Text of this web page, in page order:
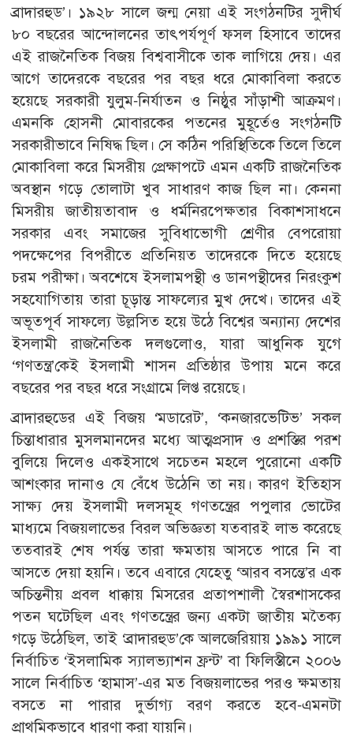
ব্রাদারহুড’। ১৯২৮ সালে জন্ম নেয়া এই সংগঠনটির সুদীর্ঘ
৮০ বছরের আন্দোলনের তাৎপর্যপূর্ণ ফসল হিসাবে তাদের
এই রাজনৈতিক বিজয় বিশ্ববাসীকে তাক লাগিয়ে দেয়। এর
আগে তাদেরকে বছরের পর বছর ধরে মোকাবিলা করতে
হয়েছে সরকারী যুলুম-নির্যাতন ও নিষ্ঠুর সাঁড়াশী আক্রমণ।
এমনকি হোসনী মোবারকের পতনের মুহূর্তেও সংগঠনটি
সরকারীভাবে নিষিদ্ধ ছিল। সে কঠিন পরিস্থিতিকে তিলে তিলে
মোকাবিলা করে মিসরীয় প্রেক্ষাপটে এমন একটি রাজনৈতিক
অবস্থান গড়ে তোলাটা খুব সাধারণ কাজ ছিল না। কেননা
মিসরীয় জাতীয়তাবাদ ও ধর্মনিরপেক্ষতার বিকাশসাধনে
সরকার এবং সমাজের সুবিধাভোগী শ্রেণীর বেপরোয়া
পদক্ষেপের বিপরীতে প্রতিনিয়ত তাদেরকে দিতে হয়েছে
চরম পরীক্ষা। অবশেষে ইসলামপন্থী ও ডানপন্থীদের নিরংকুশ
সহযোগিতায় তারা চূড়ান্ত সাফল্যের মুখ দেখে। তাদের এই
অভূতপূর্ব সাফল্যে উল্লসিত হয়ে উঠে বিশ্বের অন্যান্য দেশের
ইসলামী রাজনৈতিক দলগুলোও, যারা আধুনিক যুগে
‘গণতন্ত্র’কেই ইসলামী শাসন প্রতিষ্ঠার উপায় মনে করে
বছরের পর বছর ধরে সংগ্রামে লিপ্ত রয়েছে।
ব্রাদারহুডের এই বিজয় ‘মডারেট’, ‘কনজারভেটিভ’ সকল
চিন্তাধারার মুসলমানদের মধ্যে আত্মপ্রসাদ ও প্রশস্তির পরশ
বুলিয়ে দিলেও একইসাথে সচেতন মহলে পুরোনো একটি
আশংকার দানাও যে বেঁধে উঠেনি তা নয়। কারণ ইতিহাস
সাক্ষ্য দেয় ইসলামী দলসমূহ গণতন্ত্রের পপুলার ভোটের
মাধ্যমে বিজয়লাভের বিরল অভিজ্ঞতা যতবারই লাভ করেছে
ততবারই শেষ পর্যন্ত তারা ক্ষমতায় আসতে পারে নি বা
আসতে দেয়া হয়নি। তবে এবারে যেহেতু ‘আরব বসন্তে’র এক
অচিন্তনীয় প্রবল ধাক্কায় মিসরের প্রতাপশালী স্বৈরশাসকের
পতন ঘটেছিল এবং গণতন্ত্রের জন্য একটা জাতীয় মতৈক্য
গড়ে উঠেছিল, তাই ‘ব্রাদারহুড’কে আলজেরিয়ায় ১৯৯১ সালে
নির্বাচিত ‘ইসলামিক স্যালভ্যাশন ফ্রন্ট’ বা ফিলিস্তীনে ২০০৬
সালে নির্বাচিত ‘হামাস’-এর মত বিজয়লাভের পরও ক্ষমতায়
বসতে না পারার দুর্ভাগ্য বরণ করতে হবে-এমনটা
প্রাথমিকভাবে ধারণা করা যায়নি।